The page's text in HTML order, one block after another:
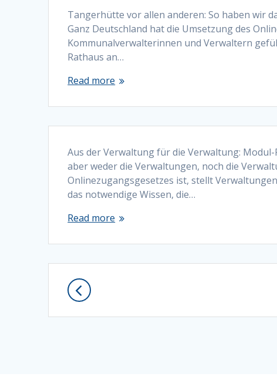
Tangerhütte vor allen anderen: So haben wir
Ganz Deutschland hat die Umsetzung des
Kommunalverwalterinnen und Verwaltern
Rathaus an…
Read more
Aus der Verwaltung für die Verwaltung:
aber weder die Verwaltungen, noch die
Onlinezugangsgesetzes ist, stellt
das notwendige Wissen, die…
Read more
Posts
navigation